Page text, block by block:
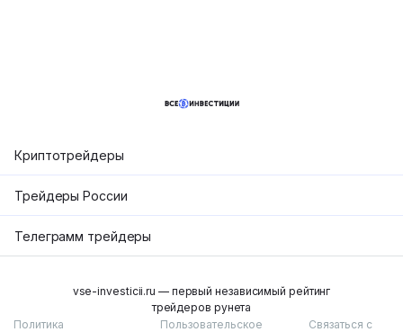
Криптотрейдеры
Трейдеры России
Телеграмм трейдеры
vse-investicii.ru — первый независимый рейтинг
трейдеров рунета
Политика
Пользовательское Связаться с